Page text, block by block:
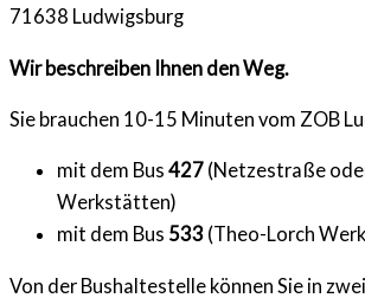
71638 Ludwigsburg
Wir beschreiben Ihnen den Weg.
Sie brauchen 10-15 Minuten vom ZOB
mit dem Bus 427 (Netzestraße
Werkstätten)
mit dem Bus 533 (Theo-Lorch
Von der Bushaltestelle können Sie in